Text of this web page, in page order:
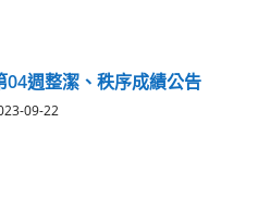
週整潔、秩序成績公告
09-22